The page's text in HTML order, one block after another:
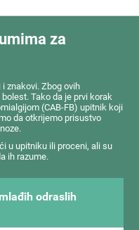
za
znakovi. Zbog ovih
Tako da je prvi korak
(CAB-FB) upitnik koji
da otkrijemo prisustvo
u upitniku ili proceni, ali su
ih razume.
odraslih